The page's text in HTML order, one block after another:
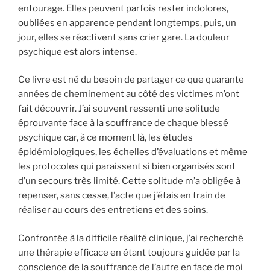
entourage. Elles peuvent parfois rester indolores,
oubliées en apparence pendant longtemps, puis, un
jour, elles se réactivent sans crier gare. La douleur
psychique est alors intense.
Ce livre est né du besoin de partager ce que quarante
années de cheminement au côté des victimes m’ont
fait découvrir. J’ai souvent ressenti une solitude
éprouvante face à la souffrance de chaque blessé
psychique car, à ce moment là, les études
épidémiologiques, les échelles d’évaluations et même
les protocoles qui paraissent si bien organisés sont
d’un secours très limité. Cette solitude m’a obligée à
repenser, sans cesse, l’acte que j’étais en train de
réaliser au cours des entretiens et des soins.
Confrontée à la difficile réalité clinique, j’ai recherché
une thérapie efficace en étant toujours guidée par la
conscience de la souffrance de l’autre en face de moi